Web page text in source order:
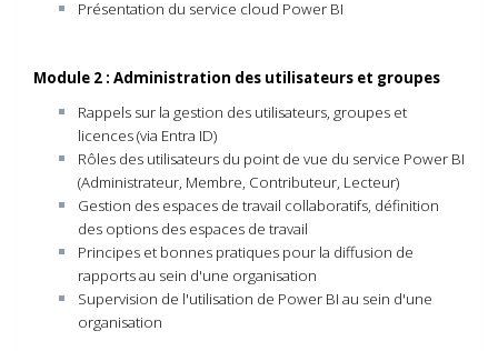
Présentation du service cloud Power BI
Module 2 : Administration des utilisateurs et groupes
Rappels sur la gestion des utilisateurs, groupes et
licences (via Entra ID)
Rôles des utilisateurs du point de vue du service Power BI
(Administrateur, Membre, Contributeur, Lecteur)
Gestion des espaces de travail collaboratifs, définition
des options des espaces de travail
Principes et bonnes pratiques pour la diffusion de
rapports au sein d'une organisation
Supervision de l'utilisation de Power BI au sein d'une
organisation